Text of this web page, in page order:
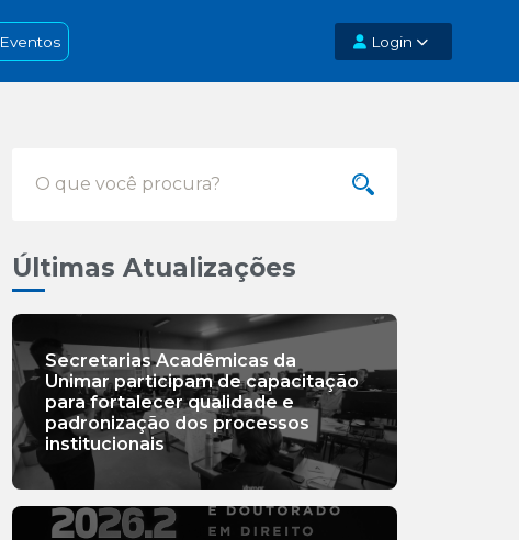
Eventos Login
Últimas Atualizações
Secretarias Acadêmicas da
Unimar participam de capacitação
para fortalecer qualidade e
padronização dos processos
institucionais